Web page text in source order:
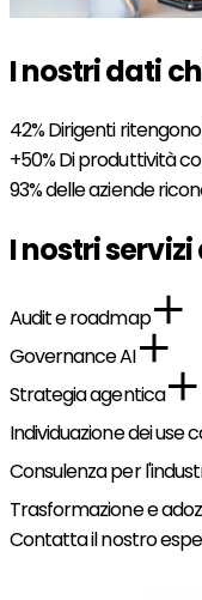
I nostri dati
42%Dirigenti
+50%Di produttività
93%delle aziende
I nostri
Audit e roadmap
Governance AI
Strategia agentica
Individuazione dei use
Consulenza per
Trasformazione e
Contatta il nostro